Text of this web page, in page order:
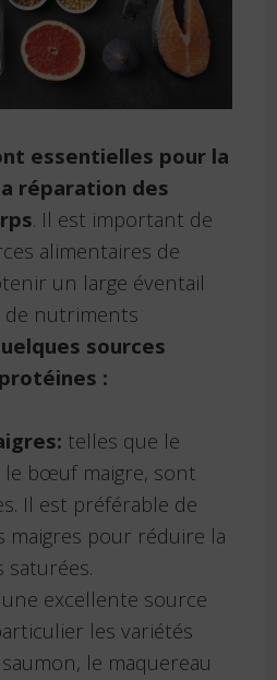
essentielles pour la
réparation des
. Il est important de
alimentaires de
un large éventail
de nutriments
sources
:
telles que le
le bœuf maigre, sont
Il est préférable de
maigres pour réduire la
saturées.
excellente source
les variétés
le maquereau